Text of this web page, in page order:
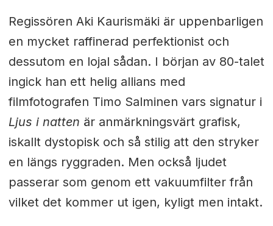
Regissören Aki Kaurismäki är uppenbarligen
en mycket raffinerad perfektionist och
dessutom en lojal sådan. I början av 80-talet
ingick han ett helig allians med
filmfotografen Timo Salminen vars signatur i
Ljus i natten är anmärkningsvärt grafisk,
iskallt dystopisk och så stilig att den stryker
en längs ryggraden. Men också ljudet
passerar som genom ett vakuumfilter från
vilket det kommer ut igen, kyligt men intakt.